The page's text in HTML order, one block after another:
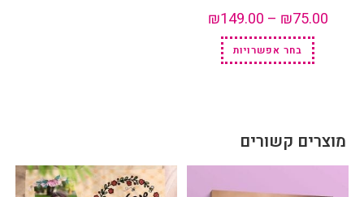
₪75.00
–
₪149.00
בחר אפשרויות
מוצרים קשורים